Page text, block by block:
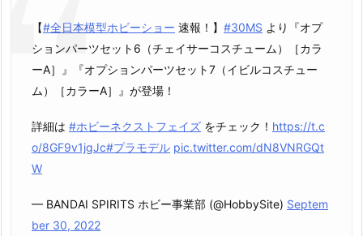
【#全日本模型ホビーショー 速報！】 #30MS より『オプ
ションパーツセット6（チェイサーコスチューム）［カラ
ーA］』『オプションパーツセット7（イビルコスチュー
ム）［カラーA］』が登場！
詳細は #ホビーネクストフェイズ をチェック！ https://t.c
o/8GF9v1jgJc#プラモデル pic.twitter.com/dN8VNRGQt
W
— BANDAI SPIRITS ホビー事業部 (@HobbySite) Septem
ber 30, 2022